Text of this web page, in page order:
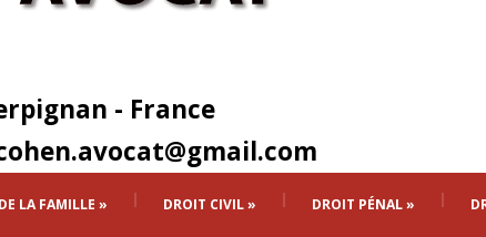
- France
LA FAMILLE » DROIT CIVIL» DROIT PÉNAL»